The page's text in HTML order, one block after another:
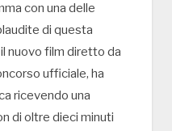
con una delle
di questa
il nuovo film diretto da
ufficiale, ha
ricevendo una
di oltre dieci minuti